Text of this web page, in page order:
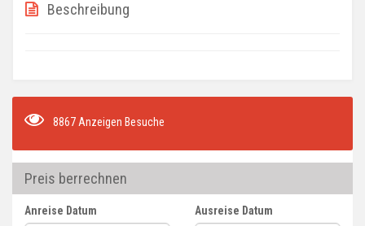
Beschreibung
8867 Anzeigen Besuche
Preis berrechnen
Anreise Datum Ausreise Datum